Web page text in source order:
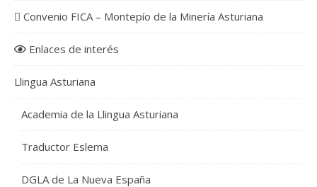
Convenio FICA – Montepío de la Minería Asturiana
Enlaces de interés
Llingua Asturiana
Academia de la Llingua Asturiana
Traductor Eslema
DGLA de La Nueva España